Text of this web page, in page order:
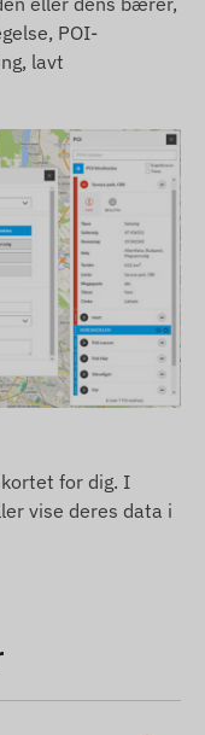
POI-
lavt
for dig. I
vise deres data i